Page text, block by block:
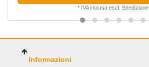
* IVA inclusaescl. Spedizione
Informazioni